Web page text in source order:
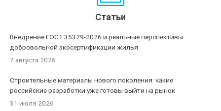
Статьи
Внедрение ГОСТ 35329-2026 и реальные перспективы
добровольной экосертификации жилья
7 августа 2026
Строительные материалы нового поколения: какие
российские разработки уже готовы выйти на рынок
31 июля 2026